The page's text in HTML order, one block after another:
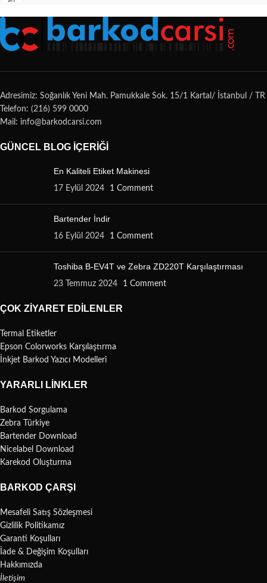
Adresimiz: Soğanlık Yeni Mah. Pamukkale Sok. 15/1 Kartal/ İstanbul / TR
Telefon: (216) 599 0000
Mail: info@barkodcarsi.com
GÜNCEL BLOG İÇERIĞI
En Kaliteli Etiket Makinesi
17 Eylül 2024 1 Comment
Bartender İndir
16 Eylül 2024 1 Comment
Toshiba B-EV4T ve Zebra ZD220T Karşılaştırması
23 Temmuz 2024 1 Comment
ÇOK ZIYARET EDILENLER
Termal Etiketler
Epson Colorworks Karşılaştırma
İnkjet Barkod Yazıcı Modelleri
YARARLI LINKLER
Barkod Sorgulama
Zebra Türkiye
Bartender Download
Nicelabel Download
Karekod Oluşturma
BARKOD ÇARŞI
Mesafeli Satış Sözleşmesi
Gizlilik Politikamız
Garanti Koşulları
İade & Değişim Koşulları
Hakkımızda
İletişim